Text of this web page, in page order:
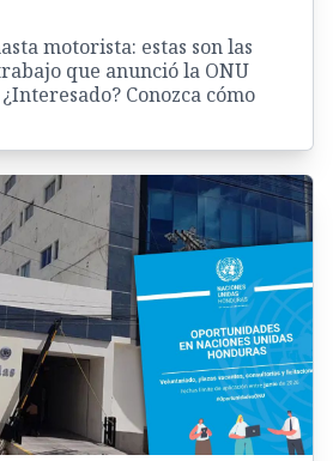
motorista: estas son las
que anunció la ONU
Conozca cómo